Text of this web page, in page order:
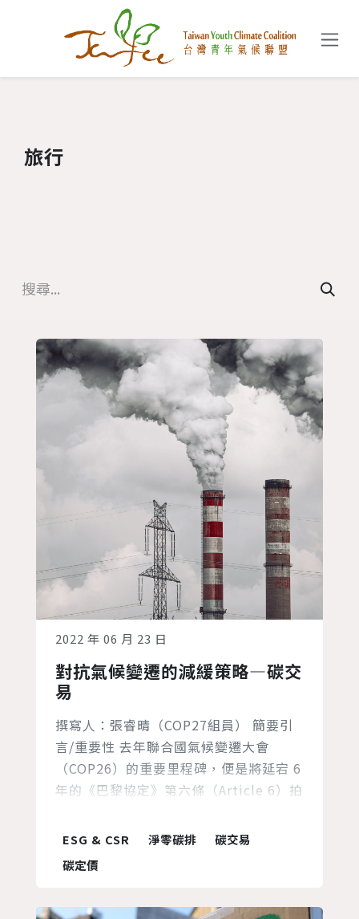
旅行
2022 年 06 月 23 日
對抗氣候變遷的減緩策略—碳交
易
撰寫人：張睿晴（COP27組員） 簡要引
言/重要性 去年聯合國氣候變遷大會
（COP26）的重要里程碑，便是將延宕 6
年的《巴黎協定》第六條（Article 6）拍
（Paris Agreement Rulebook）的制
定。《巴黎協定》第六條主要規範全球的
碳交易機制，透過碳權買賣的市場手段，
ESG & CSR 淨零碳排
碳交易
碳定價